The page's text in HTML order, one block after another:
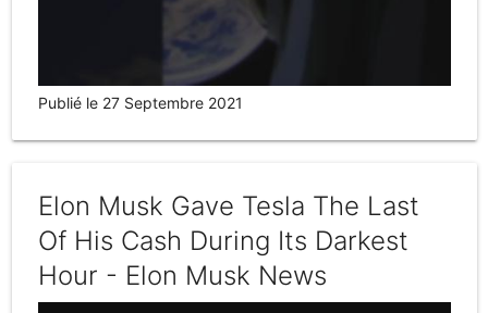
Publié le 27 Septembre 2021
Elon Musk Gave Tesla The Last
Of His Cash During Its Darkest
Hour - Elon Musk News